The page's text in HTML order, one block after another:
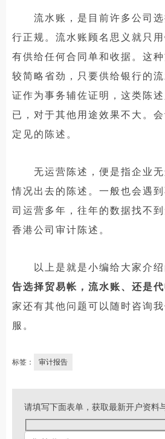
流水账，是目前许多公司选
行正规。流水账顾名思义就只
有供给任何合同单和收据。这
较简略省劲，只要供给银行的
证作为事务辅佐证明，这类陈
已，对于其他用途效果不大。
定见的陈述。
无运营陈述，便是指企业无
情况出去的陈述。一般也会遇
司运营多年，往年的数据找不
香港公司审计陈述。
以上是就是小编给大家介绍
告选择贸易帐，流水账、还是代
家还有其他问题可以随时咨询
服。
标签： 审计报告
请填写下面表单，获取最新开户资料